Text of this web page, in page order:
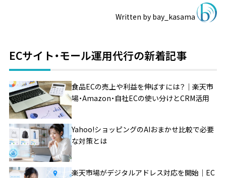
Written by bay_kasama
ECサイト・モール運用代行の新着記事
食品ECの売上や利益を伸ばすには？｜楽天市
場・Amazon・自社ECの使い分けとCRM活用
Yahoo!ショッピングのAIおまかせ比較で必要
な対策とは
楽天市場がデジタルアドレス対応を開始｜EC